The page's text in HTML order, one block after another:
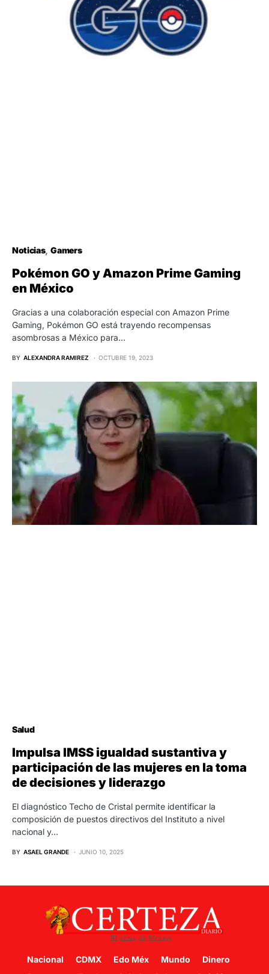
Noticias Gamers
Pokémon GO y Amazon Prime Gaming
en México
Gracias a una colaboración especial con Amazon Prime
Gaming, Pokémon GO está trayendo recompensas
asombrosas a México para…
BY ALEXANDRA RAMIREZ OCTUBRE 19, 2023
Salud
Impulsa IMSS igualdad sustantiva y
participación de las mujeres en la toma
de decisiones y liderazgo
El diagnóstico Techo de Cristal permite identificar la
composición de puestos directivos del Instituto a nivel
nacional y…
BY ASAEL GRANDE JUNIO 10, 2025
Nacional CDMX Edo Méx Mundo
Dinero